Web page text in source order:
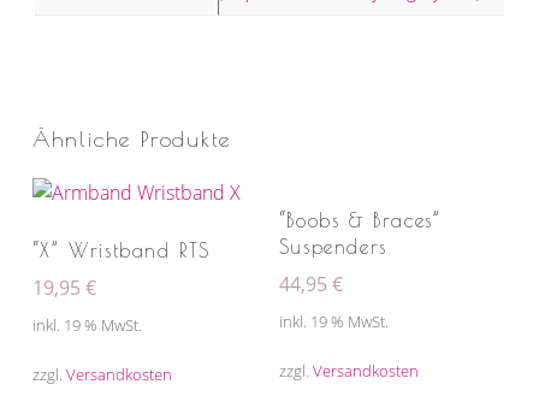
Ähnliche Produkte
“X” Wristband RTS
19,95 €
inkl. 19 % MwSt.
zzgl. Versandkosten
“Boobs & Braces”
Suspenders
44,95 €
inkl. 19 % MwSt.
zzgl. Versandkosten